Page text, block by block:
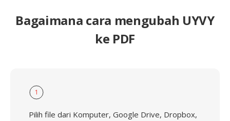
Bagaimana cara mengubah UYVY
ke PDF
1
Pilih file dari Komputer, Google Drive, Dropbox,